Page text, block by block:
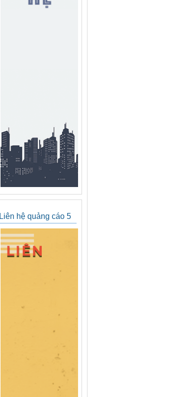
Liên hệ quảng cáo 5